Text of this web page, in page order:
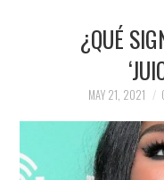
SOCIETY
SPORTS
¿QUÉ
MAY 21, 2021